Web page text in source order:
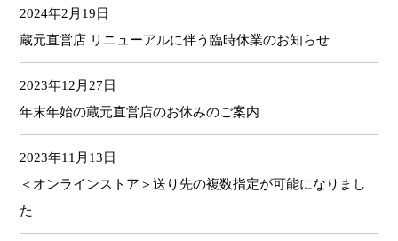
2024年2月19日
蔵元直営店 リニューアルに伴う臨時休業のお知らせ
2023年12月27日
年末年始の蔵元直営店のお休みのご案内
2023年11月13日
＜オンラインストア＞送り先の複数指定が可能になりまし
た